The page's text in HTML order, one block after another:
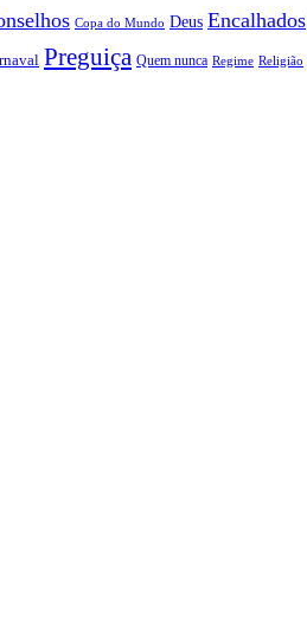
Copa do Mundo Deus Encalhados
Preguiça Quem nunca Regime Religião